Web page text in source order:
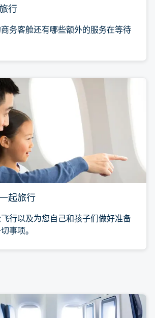
行
务客舱还有哪些额外的服务在等待
起旅行
行以及为您自己和孩子们做好准备
事项。